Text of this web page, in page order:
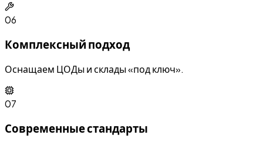
06
Комплексный подход
Оснащаем ЦОДы и склады «под ключ».
07
Современные стандарты